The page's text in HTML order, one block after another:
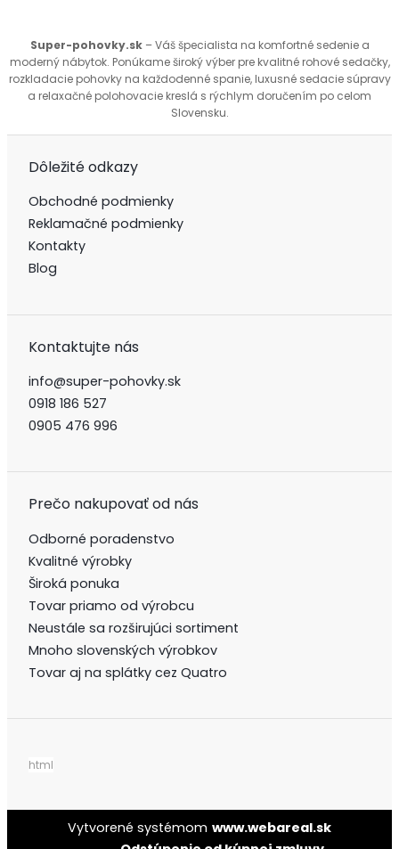
Super-pohovky.sk– Váš špecialista na komfortné sedenie a
moderný nábytok. Ponúkame široký výber pre kvalitné rohové sedačky,
rozkladacie pohovky na každodenné spanie, luxusné sedacie súpravy
a relaxačné polohovacie kreslá s rýchlym doručením po celom
Slovensku.
Dôležité odkazy
Obchodné podmienky
Reklamačné podmienky
Kontakty
Blog
Kontaktujte nás
info@super-pohovky.sk
0918 186 527
0905 476 996
Prečo nakupovať od nás
Odborné poradenstvo
Kvalitné výrobky
Široká ponuka
Tovar priamo od výrobcu
Neustále sa rozširujúci sortiment
Mnoho slovenských výrobkov
Tovar aj na splátky cez Quatro
html
Vytvorené systémom www.webareal.sk